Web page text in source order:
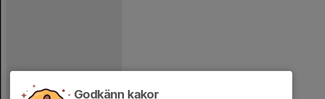
Godkänn kakor